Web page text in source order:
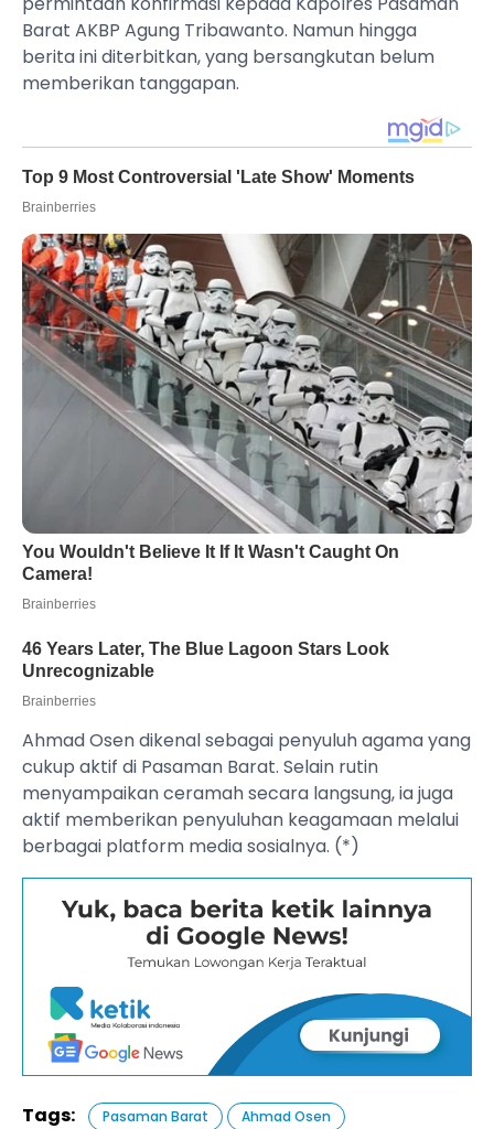
Barat AKBP Agung Tribawanto. Namun hingga
berita ini diterbitkan, yang bersangkutan belum
memberikan tanggapan.
Ahmad Osen dikenal sebagai penyuluh agama yang
cukup aktif di Pasaman Barat. Selain rutin
menyampaikan ceramah secara langsung, ia juga
aktif memberikan penyuluhan keagamaan melalui
berbagai platform media sosialnya. (*)
Tags: Pasaman Barat
Ahmad Osen